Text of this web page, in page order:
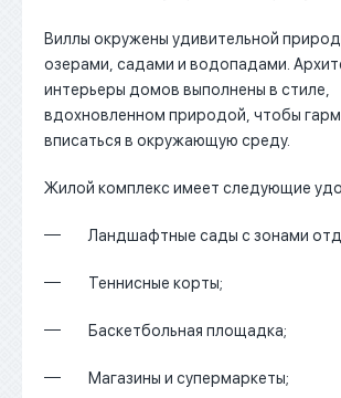
Виллы окружены удивительной
озерами, садами и водопадами.
интерьеры домов выполнены в стиле,
вдохновленном природой, чтобы
вписаться в окружающую среду.
Жилой комплекс имеет следующие
Ландшафтные сады с зонами
Теннисные корты;
Баскетбольная площадка;
Магазины и супермаркеты;